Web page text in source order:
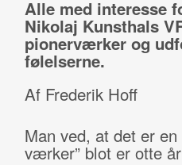
Alle med interesse
Nikolaj Kunsthals
pionerværker og
følelserne.
Af Frederik Hoff
Man ved, at det er
værker” blot er otte